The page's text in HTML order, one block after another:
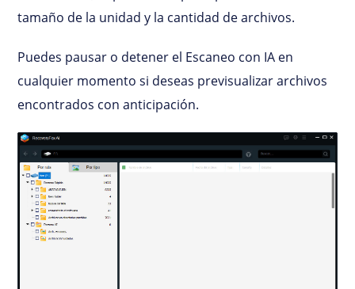
tamaño de la unidad y la cantidad de archivos.
Puedes pausar o detener el Escaneo con IA en
cualquier momento si deseas previsualizar archivos
encontrados con anticipación.